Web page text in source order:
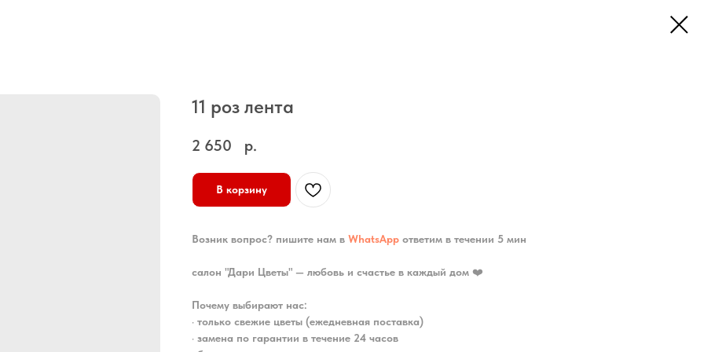
11 роз лента
2 650 р.
В корзину
Возник вопрос? пишите нам в WhatsApp ответим в течении 5 мин
салон "Дари Цветы" — любовь и счастье в каждый дом ❤️
Почему выбирают нас:
• только свежие цветы (ежедневная поставка)
• замена по гарантии в течение 24 часов